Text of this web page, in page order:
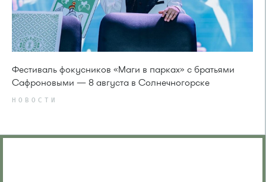
Фестиваль фокусников «Маги в парках» с братьями
Сафроновыми — 8 августа в Солнечногорске
НОВОСТИ